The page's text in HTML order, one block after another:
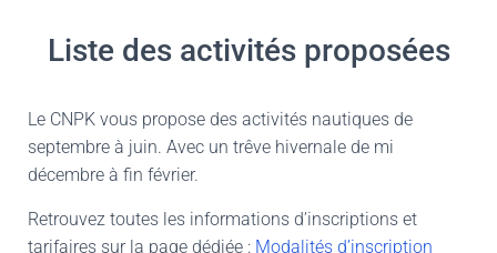
Liste des activités proposées
Le CNPK vous propose des activités nautiques de
septembre à juin. Avec un trêve hivernale de mi
décembre à fin février.
Retrouvez toutes les informations d’inscriptions et
tarifaires sur la page dédiée : Modalités d’inscription